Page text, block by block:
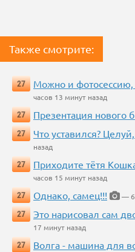
Также смотрите:
27 Можно и фотосессию,
часов 13 минут назад
27
Презентация нового
27
Что уставился?
назад
27
Приходите тётя
часов 15 минут назад
27
Однако, самец!!!
— 6
27
Это нарисовал сам
17 минут назад
27
Волга - машина для